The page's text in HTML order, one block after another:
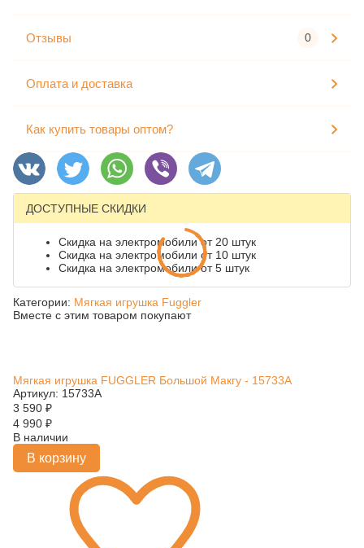
Отзывы 0
Оплата и доставка
Как купить товары оптом?
ДОСТУПНЫЕ СКИДКИ
Скидка на электромобили от 20 штук
Скидка на электромобили от 10 штук
Скидка на электромобили от 5 штук
Категории: Мягкая игрушка Fuggler
Вместе с этим товаром покупают
Мягкая игрушка FUGGLER Большой Макгу - 15733A
Артикул: 15733A
3 590 ₽
4 990 ₽
В наличии
В корзину